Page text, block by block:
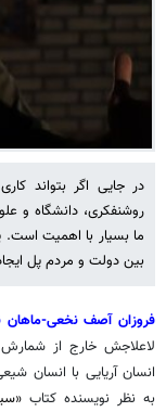
در جایی اگر بتواند
روشنفکری، دانشگاه و
ما بسیار با اهمیت است.
بین دولت و مردم پل
فروزان آصف نخعی-ماهان
لاعلاجش خارج از
انسان آریایی با انسان
به نظر نویسنده کتاب